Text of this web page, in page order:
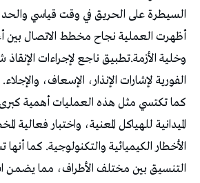
السيطرة على الحريق في وقت قياسي والحد
أظهرت العملية نجاح مخطط الاتصال بين
وخلية الأزمة.تطبيق ناجع لإجراءات
الفورية لإشارات الإنذار، الإسعاف، والإجلاء.
كما تكتسي مثل هذه العمليات أهمية كبرى
الميدانية للهياكل المعنية، واختبار فعالية
الأخطار الكيميائية والتكنولوجية. كما
التنسيق بين مختلف الأطراف، مما يضمن